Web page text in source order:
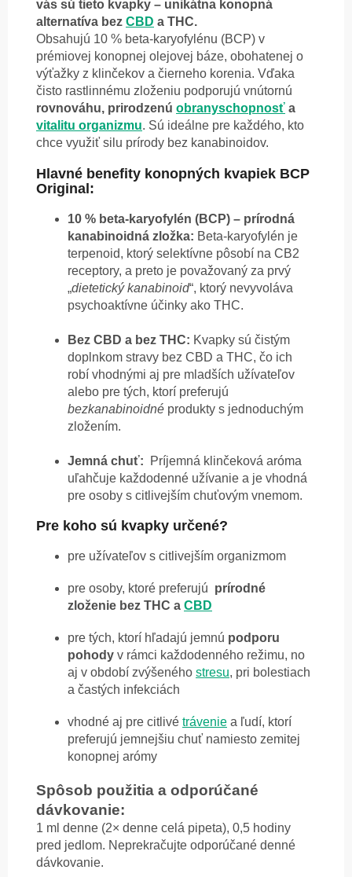
vás sú tieto kvapky – unikátna konopná
alternatíva bez CBD a THC.
Obsahujú 10 % beta-karyofylénu (BCP) v
prémiovej konopnej olejovej báze, obohatenej o
výťažky z klinčekov a čierneho korenia. Vďaka
čisto rastlinnému zloženiu podporujú vnútornú
rovnováhu, prirodzenú obranyschopnosť a
vitalitu organizmu. Sú ideálne pre každého, kto
chce využiť silu prírody bez kanabinoidov.
Hlavné benefity konopných kvapiek BCP
Original:
10 % beta-karyofylén (BCP) – prírodná
kanabinoidná zložka: Beta-karyofylén je
terpenoid, ktorý selektívne pôsobí na CB2
receptory, a preto je považovaný za prvý
„dietetický kanabinoid“, ktorý nevyvoláva
psychoaktívne účinky ako THC.
Bez CBD a bez THC: Kvapky sú čistým
doplnkom stravy bez CBD a THC, čo ich
robí vhodnými aj pre mladších užívateľov
alebo pre tých, ktorí preferujú
bezkanabinoidné produkty s jednoduchým
zložením.
Jemná chuť:
Príjemná klinčeková aróma
uľahčuje každodenné užívanie a je vhodná
pre osoby s citlivejším chuťovým vnemom.
Pre koho sú kvapky určené?
pre užívateľov s citlivejším organizmom
pre osoby, ktoré preferujú prírodné
zloženie bez THC a CBD
pre tých, ktorí hľadajú jemnú podporu
pohody v rámci každodenného režimu, no
aj v období zvýšeného stresu, pri bolestiach
a častých infekciách
vhodné aj pre citlivé trávenie a ľudí, ktorí
preferujú jemnejšiu chuť namiesto zemitej
konopnej arómy
Spôsob použitia a odporúčané
dávkovanie:
1 ml denne (2× denne celá pipeta), 0,5 hodiny
pred jedlom. Neprekračujte odporúčané denné
dávkovanie.